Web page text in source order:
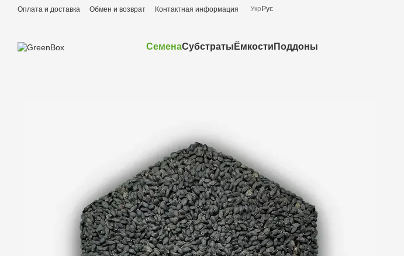
Перейти к основному контенту
Оплата и доставка Обмен и возврат Контактная информация Укр Рус
СеменаСубстраты Ёмкости Поддоны